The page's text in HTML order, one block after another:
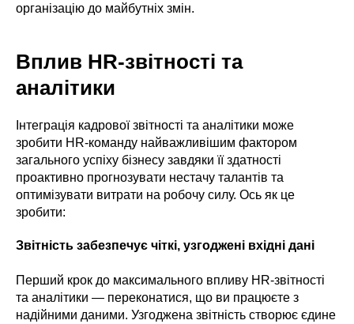
організацію до майбутніх змін.
Вплив HR-звітності та
аналітики
Інтеграція кадрової звітності та аналітики може
зробити HR-команду найважливішим фактором
загального успіху бізнесу завдяки її здатності
проактивно прогнозувати нестачу талантів та
оптимізувати витрати на робочу силу. Ось як це
зробити:
Звітність забезпечує чіткі, узгоджені вхідні дані
Перший крок до максимального впливу HR-звітності
та аналітики — переконатися, що ви працюєте з
надійними даними. Узгоджена звітність створює єдине